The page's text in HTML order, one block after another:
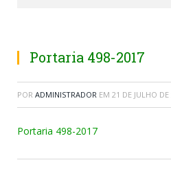
Portaria 498-2017
POR ADMINISTRADOR EM 21 DE JULHO DE
Portaria 498-2017